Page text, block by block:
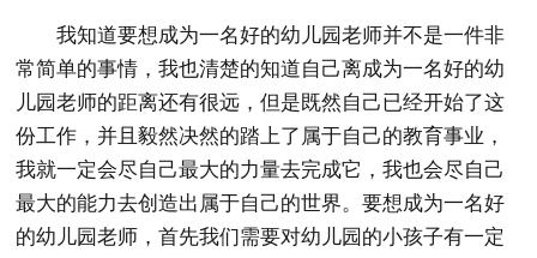
我知道要想成为一名好的幼儿园老师并不是一件非
常简单的事情，我也清楚的知道自己离成为一名好的幼
儿园老师的距离还有很远，但是既然自己已经开始了这
份工作，并且毅然决然的踏上了属于自己的教育事业，
我就一定会尽自己最大的力量去完成它，我也会尽自己
最大的能力去创造出属于自己的世界。要想成为一名好
的幼儿园老师，首先我们需要对幼儿园的小孩子有一定